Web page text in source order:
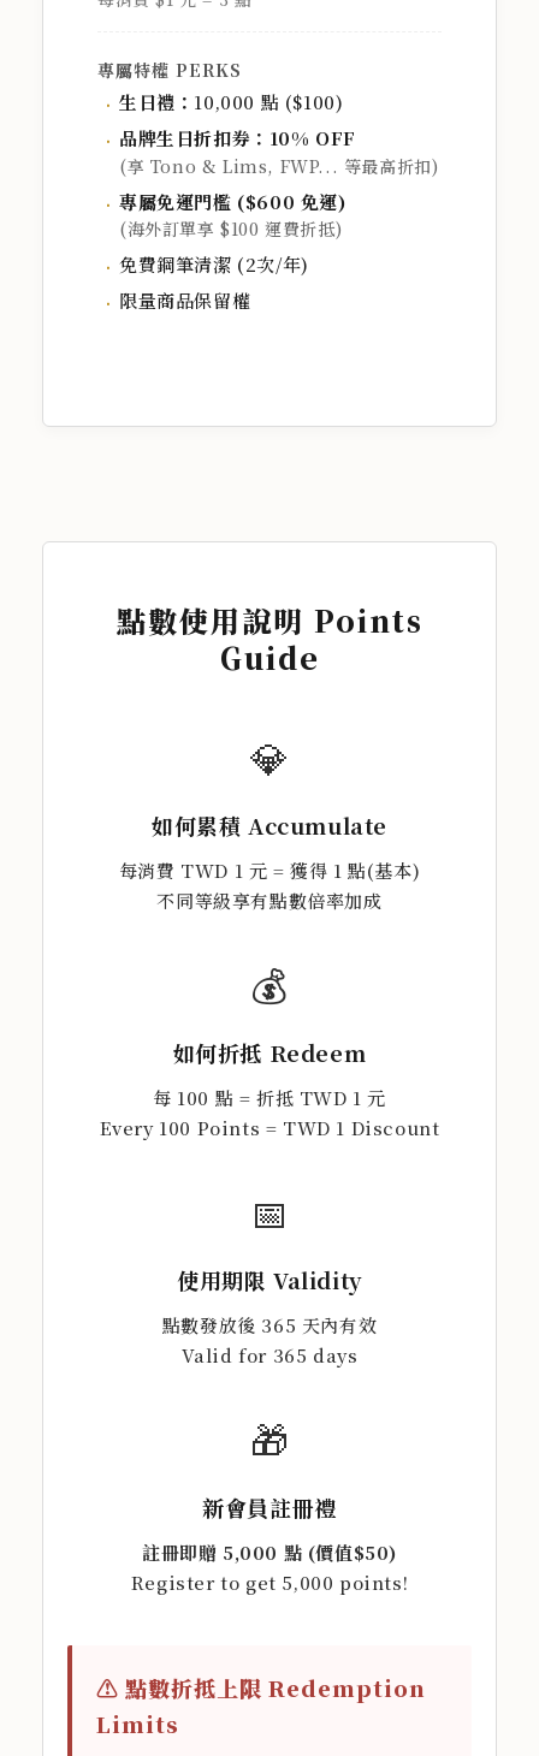
專屬特權 PERKS
生日禮： 10,000 點 ($100)
品牌生日折扣券：10% OFF
(享 Tono & Lims, FWP... 等最高折扣)
專屬免運門檻 ($600 免運)
(海外訂單享 $100 運費折抵)
免費鋼筆清潔 (2次/年)
限量商品保留權
點數使用說明 Points
Guide
💎
如何累積 Accumulate
每消費 TWD 1 元 = 獲得 1 點(基本)
不同等級享有點數倍率加成
💰
如何折抵 Redeem
每 100 點 = 折抵 TWD 1 元
Every 100 Points = TWD 1 Discount
📅
使用期限 Validity
點數發放後 365 天內有效
Valid for 365 days
🎁
新會員註冊禮
註冊即贈 5,000 點 (價值$50)
Register to get 5,000 points!
⚠️ 點數折抵上限 Redemption
Limits